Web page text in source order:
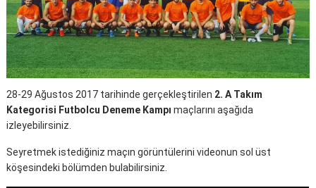
28-29 Ağustos 2017 tarihinde gerçekleştirilen 2. A Takım
Kategorisi Futbolcu Deneme Kampı maçlarını aşağıda
izleyebilirsiniz.
Seyretmek istediğiniz maçın görüntülerini videonun sol üst
köşesindeki bölümden bulabilirsiniz.